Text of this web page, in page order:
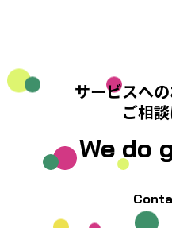
サービスへの
ご相
We do